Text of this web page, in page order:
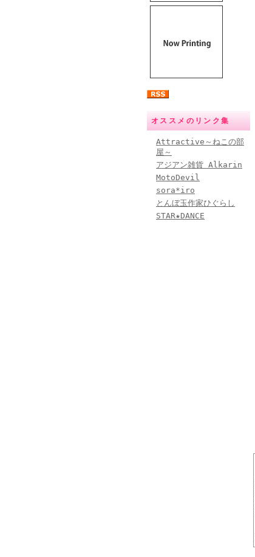
オススメのリンク集
Attractive～ねこの部
屋～
アジアン雑貨 Alkarin
MotoDevil
sora*iro
とんぼ玉作家ひぐらし
STAR★DANCE